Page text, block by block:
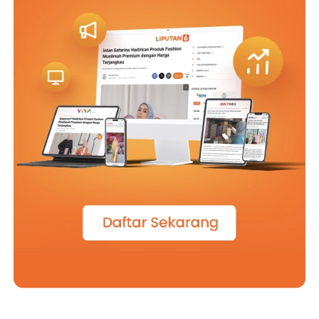
secara transparan dan juga akuntabel. (*)